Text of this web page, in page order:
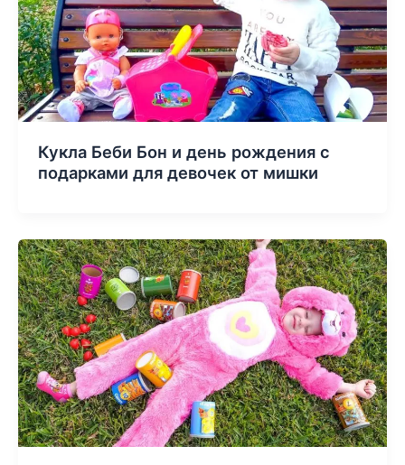
Кукла Беби Бон и день рождения с
подарками для девочек от мишки